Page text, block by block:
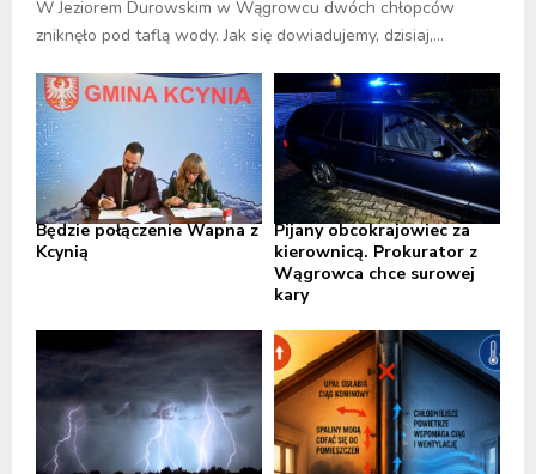
W Jeziorem Durowskim w Wągrowcu dwóch chłopców
zniknęło pod taflą wody. Jak się dowiadujemy, dzisiaj,...
Będzie połączenie Wapna z
Kcynią
Pijany obcokrajowiec za
kierownicą. Prokurator z
Wągrowca chce surowej
kary